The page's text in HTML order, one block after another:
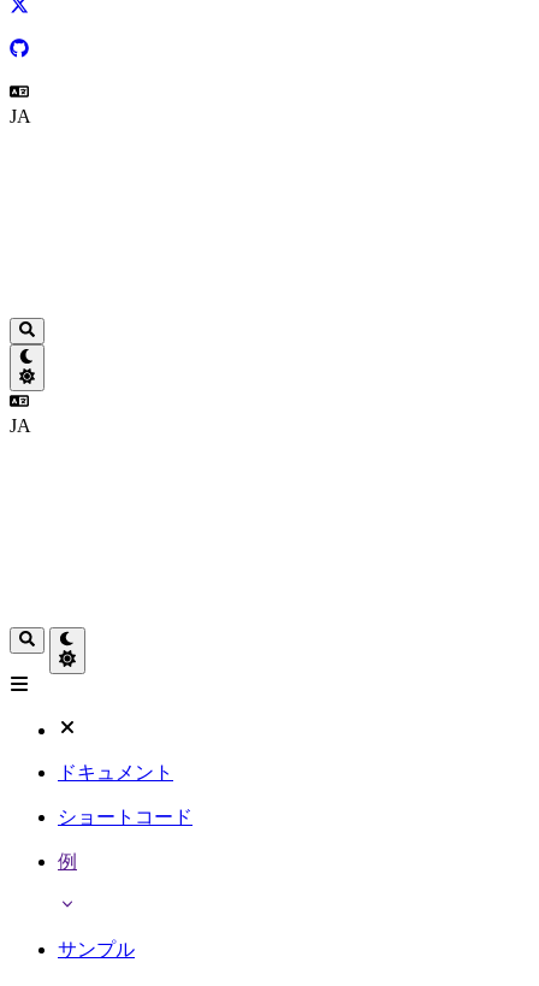
JA
JA
ドキュメント
ショートコード
例
サンプル